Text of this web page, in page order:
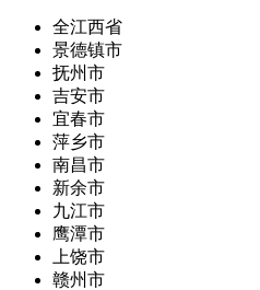
全江西省
景德镇市
抚州市
吉安市
宜春市
萍乡市
南昌市
新余市
九江市
鹰潭市
上饶市
赣州市